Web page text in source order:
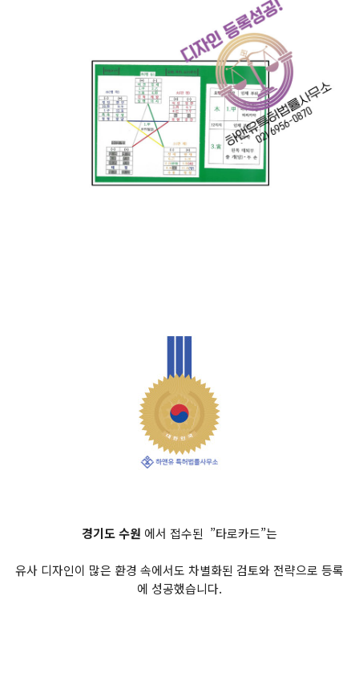
경기도 수원 에서 접수된 ”타로카드”는
유사 디자인이 많은 환경 속에서도 차별화된 검토와 전략으로 등록
에 성공했습니다.